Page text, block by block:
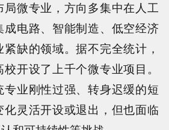
微专业，方向多集中在人工
电路、智能制造、低空经济
缺的领域。据不完全统计，
开设了上千个微专业项目。
业刚性过强、转身迟缓的短
灵活开设或退出，但也面临